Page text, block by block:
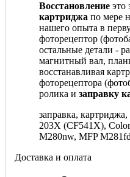
Восстановление это
картриджа по мере
нашего опыта в
фоторецептор
остальные детали -
магнитный вал,
восстанавливая
фоторецептора
ролика и заправку
заправка,
203X (CF541X),
M280nw, MFP
Доставка и оплата